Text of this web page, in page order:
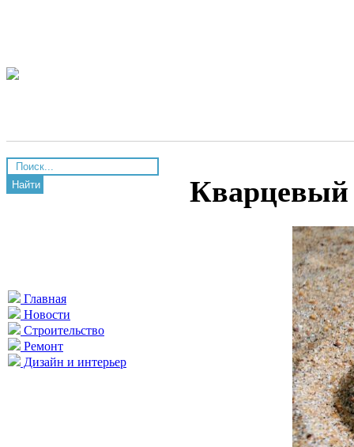
Найти
Главная
Новости
Строительство
Ремонт
Дизайн и интерьер
Кварцевый